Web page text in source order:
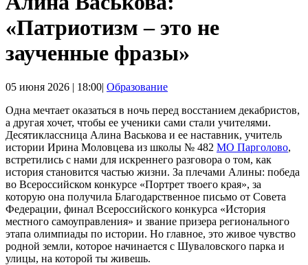
«Патриотизм ‒ это не
заученные фразы»
05 июня 2026 | 18:00| Образование
Одна мечтает оказаться в ночь перед восстанием декабристов,
а другая хочет, чтобы ее ученики сами стали учителями.
Десятиклассница Алина Васькова и ее наставник, учитель
истории Ирина Моловцева из школы № 482 МО Парголово,
встретились с нами для искреннего разговора о том, как
история становится частью жизни. За плечами Алины: победа
во Всероссийском конкурсе «Портрет твоего края», за
которую она получила Благодарственное письмо от Совета
Федерации, финал Всероссийского конкурса «История
местного самоуправления» и звание призера регионального
этапа олимпиады по истории. Но главное, это живое чувство
родной земли, которое начинается с Шуваловского парка и
улицы, на которой ты живешь.